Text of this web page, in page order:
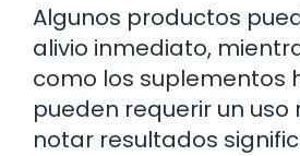
Algunos productos
alivio inmediato,
como los suplementos
pueden requerir un
notar resultados